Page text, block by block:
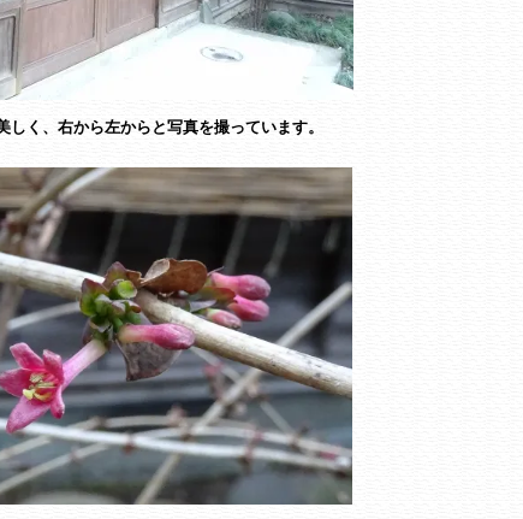
しく、右から左からと写真を撮っています。